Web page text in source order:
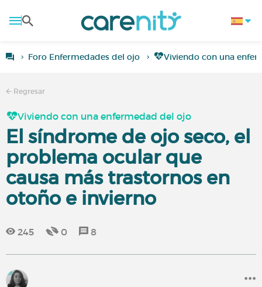
Foro Enfermedades del ojo Viviendo con una
Regresar
Viviendo con una enfermedad del ojo
El síndrome de ojo seco, el
problema ocular que
causa más trastornos en
otoño e invierno
245 0 8